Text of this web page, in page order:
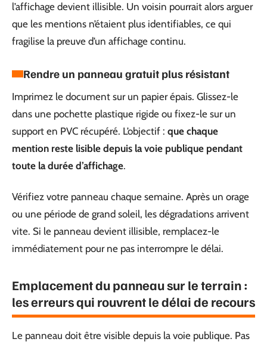
l’affichage devient illisible. Un voisin pourrait alors arguer
que les mentions n’étaient plus identifiables, ce qui
fragilise la preuve d’un affichage continu.
Rendre un panneau gratuit plus résistant
Imprimez le document sur un papier épais. Glissez-le
dans une pochette plastique rigide ou fixez-le sur un
support en PVC récupéré. L’objectif : que chaque
mention reste lisible depuis la voie publique pendant
toute la durée d’affichage.
Vérifiez votre panneau chaque semaine. Après un orage
ou une période de grand soleil, les dégradations arrivent
vite. Si le panneau devient illisible, remplacez-le
immédiatement pour ne pas interrompre le délai.
Emplacement du panneau sur le terrain :
les erreurs qui rouvrent le délai de recours
Le panneau doit être visible depuis la voie publique. Pas